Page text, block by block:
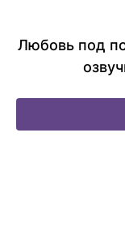
Любовь под